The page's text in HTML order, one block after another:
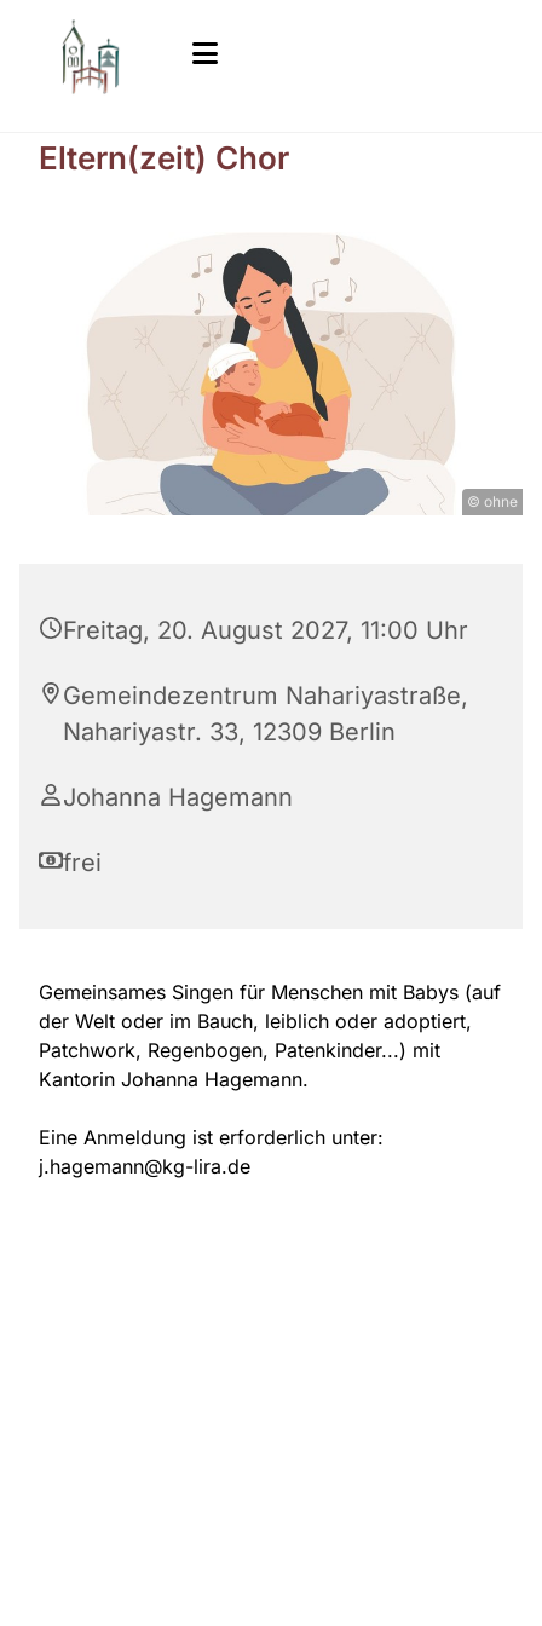
Eltern(zeit) Chor
© ohne
Freitag, 20. August 2027, 11:00 Uhr
Gemeindezentrum Nahariyastraße,
Nahariyastr. 33, 12309 Berlin
Johanna Hagemann
frei
Gemeinsames Singen für Menschen mit Babys (auf
der Welt oder im Bauch, leiblich oder adoptiert,
Patchwork, Regenbogen, Patenkinder...) mit
Kantorin Johanna Hagemann.
Eine Anmeldung ist erforderlich unter:
j.hagemann@kg-lira.de